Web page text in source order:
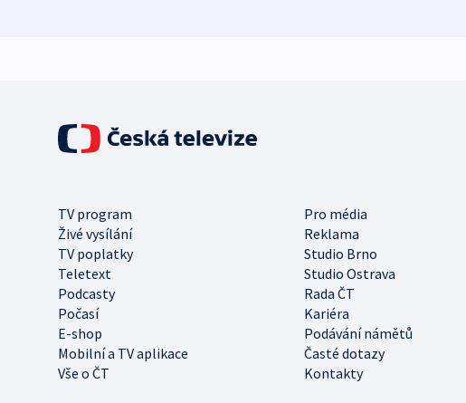
TV program
Pro média
Živé vysílání
Reklama
TV poplatky
Studio Brno
Teletext
Studio Ostrava
Podcasty
Rada ČT
Počasí
Kariéra
E-shop
Podávání námětů
Mobilní a TV aplikace
Časté dotazy
Vše o ČT
Kontakty